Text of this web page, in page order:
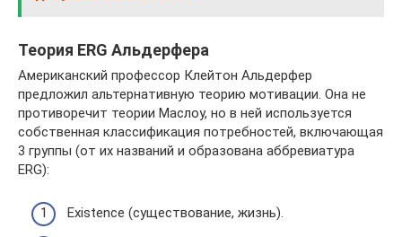
Теория ERG Альдерфера
Американский профессор Клейтон Альдерфер
предложил альтернативную теорию мотивации. Она не
противоречит теории Маслоу, но в ней используется
собственная классификация потребностей, включающая
3 группы (от их названий и образована аббревиатура
ERG):
Existence (существование, жизнь).